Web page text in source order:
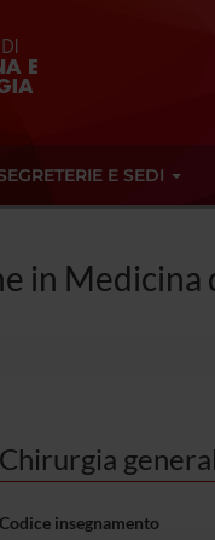
E SEDI
in
Chirurgia
Codice insegnamento